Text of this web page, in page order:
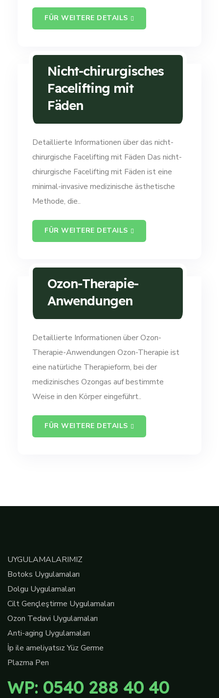
FÜR WEITERE DETAILS
Nicht-chirurgisches
Facelifting mit
Fäden
Detaillierte Informationen über das nicht-
chirurgische Facelifting mit Fäden Das nicht-
chirurgische Facelifting mit Fäden ist eine
minimal-invasive medizinische ästhetische
Methode, die..
FÜR WEITERE DETAILS
Ozon-Therapie-
Anwendungen
Detaillierte Informationen über Ozon-
Therapie-Anwendungen Ozon-Therapie ist
eine natürliche Therapieform, bei der
medizinisches Ozongas auf bestimmte
Weise in den Körper eingeführt..
FÜR WEITERE DETAILS
UYGULAMALARIMIZ
Botoks Uygulamaları
Dolgu Uygulamaları
Cilt Gençleştirme Uygulamaları
Ozon Tedavi Uygulamaları
Anti-aging Uygulamaları
İp ile ameliyatsız Yüz Germe
Plazma Pen
WP: 0540 288 40 40